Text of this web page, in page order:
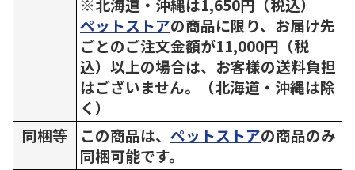
※北海道・沖縄は1,650円（税込）
ペットストアの商品に限り、お届け先
ごとのご注文金額が11,000円（税
込）以上の場合は、お客様の送料負担
はございません。（北海道・沖縄は除
く）
同梱等
この商品は、 ペットストアの商品のみ
同梱可能です。